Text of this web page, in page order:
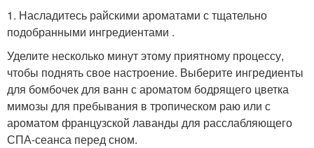
1. Насладитесь райскими ароматами с тщательно
подобранными ингредиентами .
Уделите несколько минут этому приятному процессу,
чтобы поднять свое настроение. Выберите ингредиенты
для бомбочек для ванн с ароматом бодрящего цветка
мимозы для пребывания в тропическом раю или с
ароматом французской лаванды для расслабляющего
СПА-сеанса перед сном.